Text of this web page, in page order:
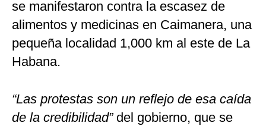
se manifestaron contra la escasez de
alimentos y medicinas en Caimanera, una
pequeña localidad 1,000 km al este de La
Habana.
“Las protestas son un reflejo de esa caída
de la credibilidad” del gobierno, que se